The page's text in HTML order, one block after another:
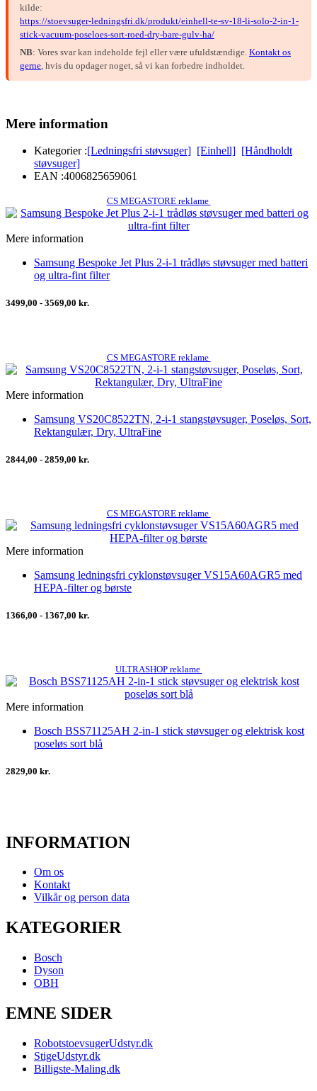
kilde:
https://stoevsuger-ledningsfri.dk/produkt/einhell-te-sv-18-li-solo-2-in-1-
stick-vacuum-poseloes-sort-roed-dry-bare-gulv-ha/
NB: Vores svar kan indeholde fejl eller være ufuldstændige. Kontakt os
gerne , hvis du opdager noget, så vi kan forbedre indholdet.
Mere information
Kategorier :[Ledningsfri støvsuger] [Einhell] [Håndholdt
støvsuger]
EAN :4006825659061
CS MEGASTORE reklame
Mere information
Samsung Bespoke Jet Plus 2-i-1 trådløs støvsuger med batteri
og ultra-fint filter
3499,00 - 3569,00 kr.
CS MEGASTORE reklame
Mere information
Samsung VS20C8522TN, 2-i-1 stangstøvsuger, Poseløs, Sort,
Rektangulær, Dry, UltraFine
2844,00 - 2859,00 kr.
CS MEGASTORE reklame
Mere information
Samsung ledningsfri cyklonstøvsuger VS15A60AGR5 med
HEPA-filter og børste
1366,00 - 1367,00 kr.
ULTRASHOP reklame
Mere information
Bosch BSS71125AH 2-in-1 stick støvsuger og elektrisk kost
poseløs sort blå
2829,00 kr.
INFORMATION
Om os
Kontakt
Vilkår og person data
KATEGORIER
Bosch
Dyson
OBH
EMNE SIDER
RobotstoevsugerUdstyr.dk
StigeUdstyr.dk
Billigste-Maling.dk